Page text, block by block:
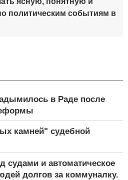
в Раде после
камней" судебной
судами и автоматическое
долгов за коммуналку.
политическим событиям в